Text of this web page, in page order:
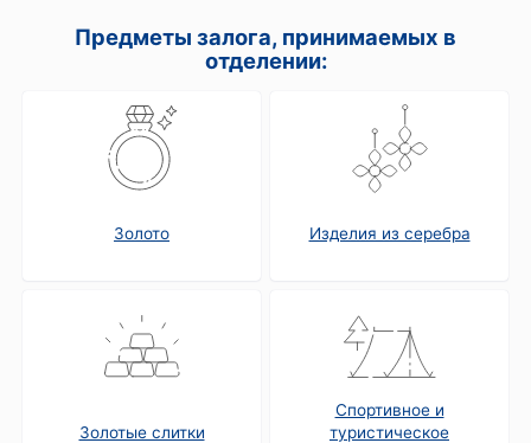
Предметы залога, принимаемых в
отделении:
Золото Изделия из серебра
Золотые слитки
Спортивное и
туристическое